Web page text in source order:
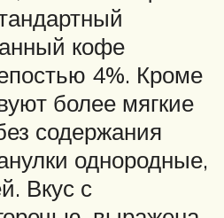
кофе
4%. Кроме
более мягкие
содержания
однородные,
Вкус с